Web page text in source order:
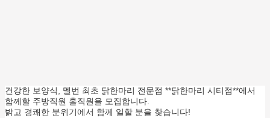
건강한 보양식, 멜번 최초 닭한마리 전문점 **닭한마리 시티점**에서
함께할 주방직원 홀직원을 모집합니다.
밝고 경쾌한 분위기에서 함께 일할 분을 찾습니다!